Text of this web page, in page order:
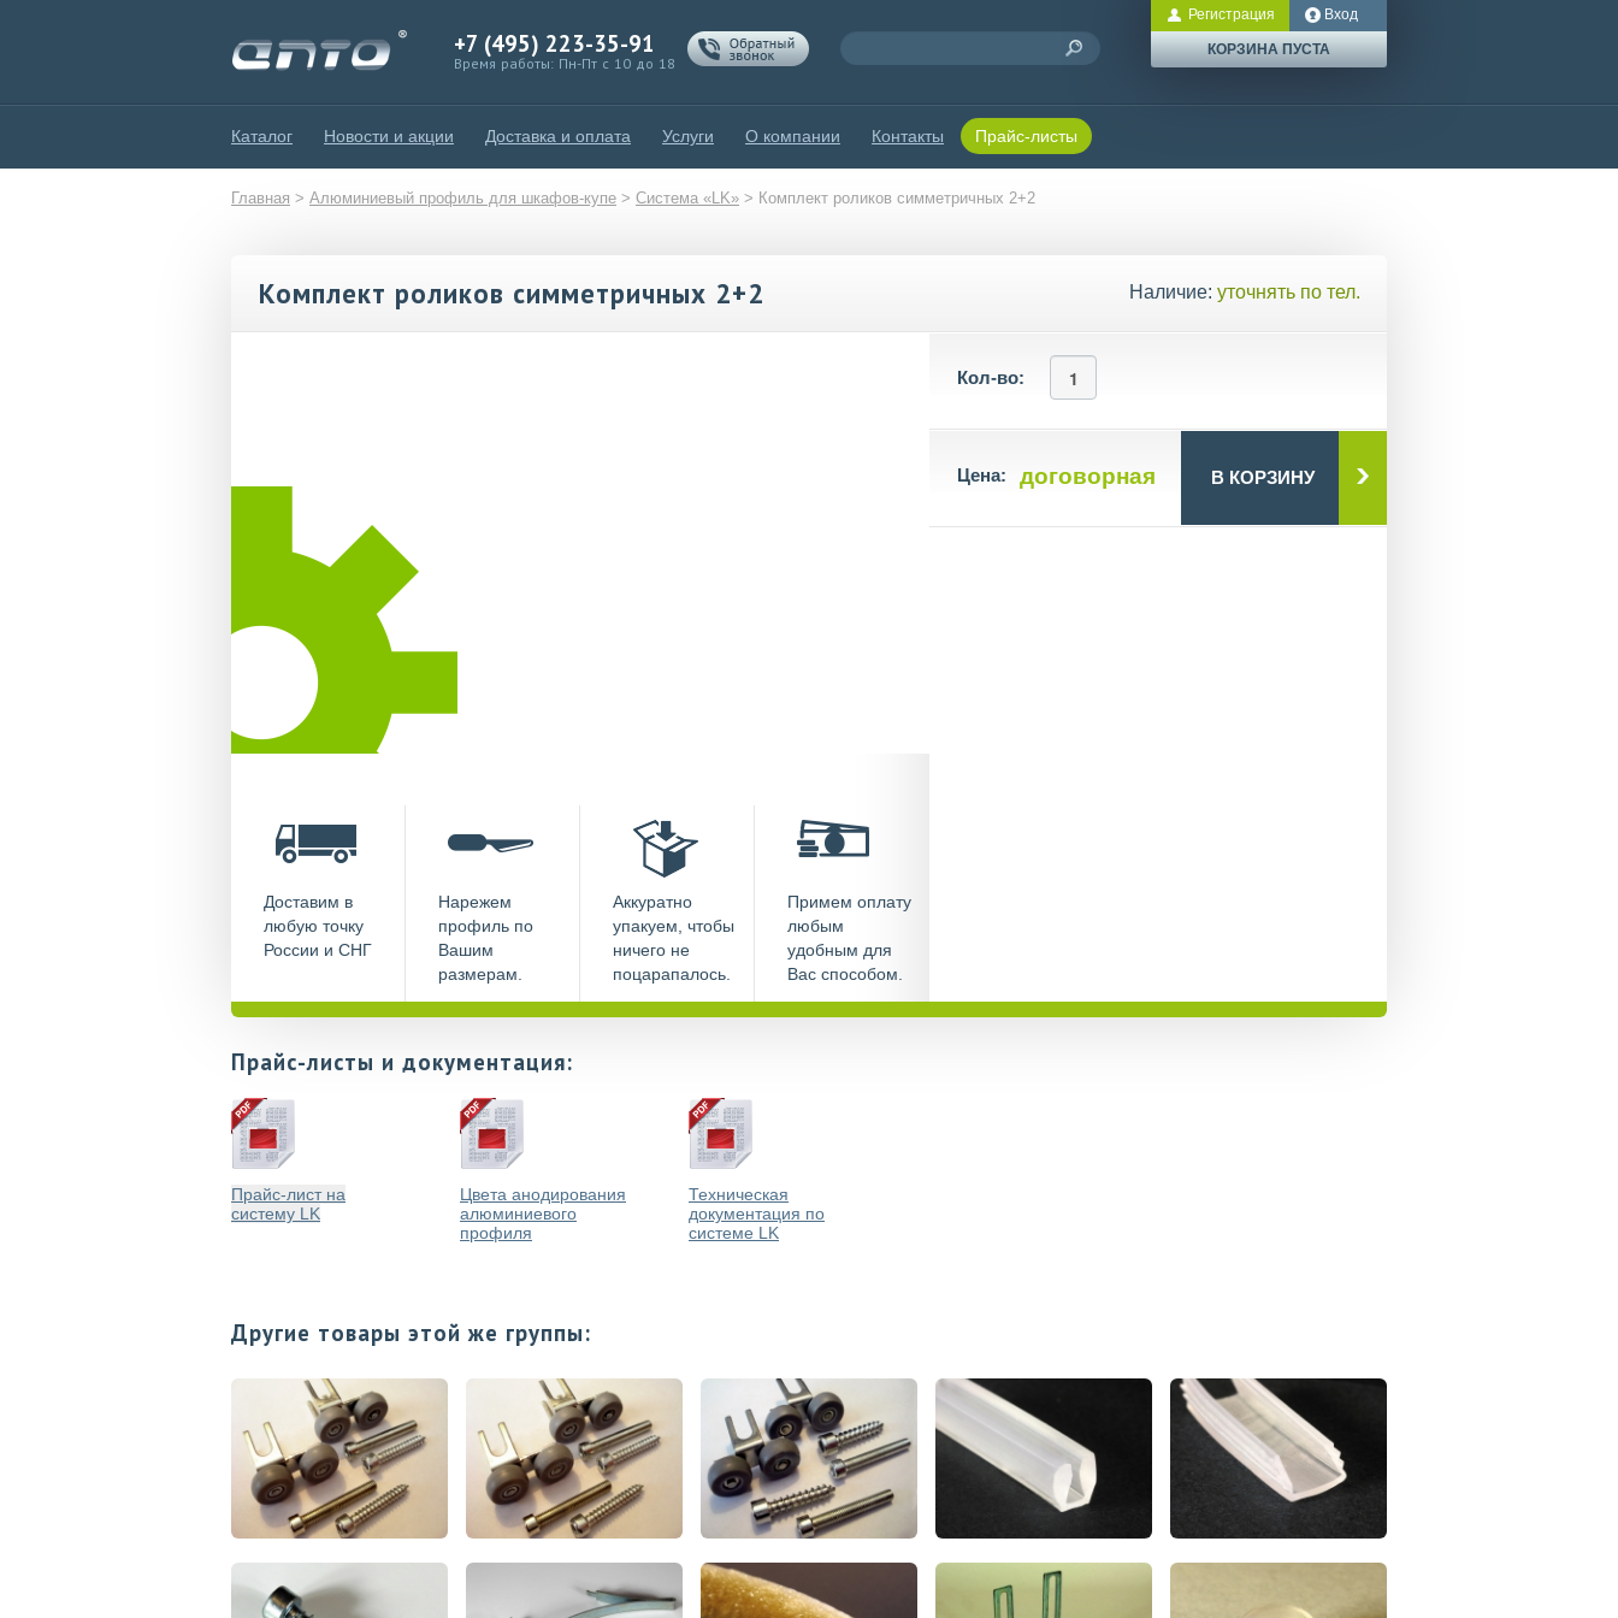
+7 (495) 223-35-91
Время работы: Пн-Пт с 10 до 18
Регистрация Вход
КОРЗИНА ПУСТА
Каталог Новости и акции Доставка и оплата Услуги О компании Контакты Прайс-листы
Главная > Алюминиевый профиль для шкафов-купе > Система «LK» > Комплект роликов симметричных 2+2
Комплект роликов симметричных 2+2 Наличие: уточнять по тел.
Доставим в
любую точку
России и СНГ
Нарежем
профиль по
Вашим
размерам.
Аккуратно
упакуем, чтобы
ничего не
поцарапалось.
Примем оплату
любым
удобным для
Вас способом.
Кол-во:
Цена: договорная В КОРЗИНУ
Прайс-листы и документация:
Прайс-лист на
систему LK
Цвета анодирования
алюминиевого
профиля
Техническая
документация по
системе LK
Другие товары этой же группы: